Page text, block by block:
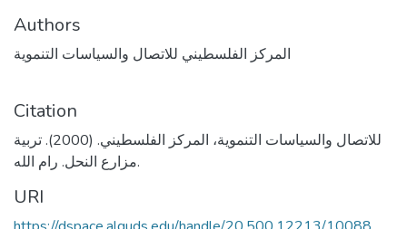
Authors
المركز الفلسطيني للاتصال والسياسات التنموية
Citation
للاتصال والسياسات التنموية، المركز الفلسطيني. (2000). تربية
مزارع النحل. رام الله.
URI